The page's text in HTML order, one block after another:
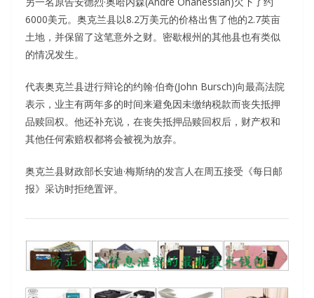
6000美元。奥克兰县以8.2万美元的价格出售了他的2.7英亩
土地，并保留了这笔意外之财。密歇根州的其他县也有类似
的情况发生。
代表奥克兰县进行辩论的约翰·伯奇(John Bursch)向最高法院
表示，业主有两年多的时间来避免因未缴纳税款而丧失抵押
品赎回权。他还补充说，在丧失抵押品赎回权后，财产权和
其他任何索赔权都将会被视为放弃。
奥克兰县财政部长安迪·梅斯纳的发言人在周五接受《每日邮
报》采访时拒绝置评。